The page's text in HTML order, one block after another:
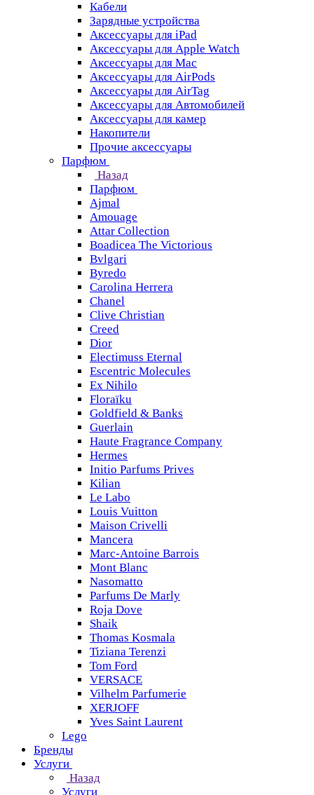
Кабели
Зарядные устройства
Аксессуары для iPad
Аксессуары для Apple Watch
Аксессуары для Mac
Аксессуары для AirPods
Аксессуары для AirTag
Аксессуары для Автомобилей
Аксессуары для камер
Накопители
Прочие аксессуары
Парфюм
Назад
Парфюм
Ajmal
Amouage
Attar Collection
Boadicea The Victorious
Bvlgari
Byredo
Carolina Herrera
Chanel
Clive Christian
Creed
Dior
Electimuss Eternal
Escentric Molecules
Ex Nihilo
Floraïku
Goldfield & Banks
Guerlain
Haute Fragrance Company
Hermes
Initio Parfums Prives
Kilian
Le Labo
Louis Vuitton
Maison Crivelli
Mancera
Marc-Antoine Barrois
Mont Blanc
Nasomatto
Parfums De Marly
Roja Dove
Shaik
Thomas Kosmala
Tiziana Terenzi
Tom Ford
VERSACE
Vilhelm Parfumerie
XERJOFF
Yves Saint Laurent
Lego
Бренды
Услуги
Назад
Услуги